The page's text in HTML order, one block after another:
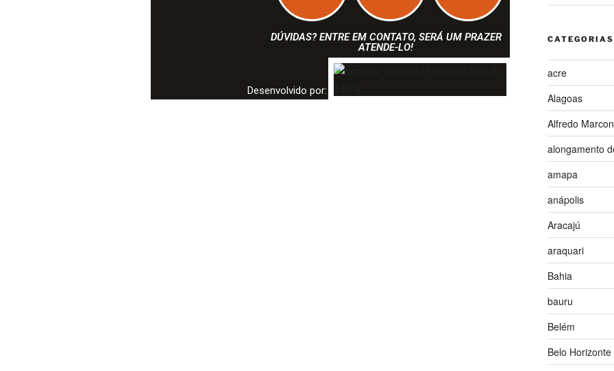
DÚVIDAS? ENTRE EM CONTATO, SERÁ UM PRAZER
ATENDE-LO!
Desenvolvido por:
CATEGORIAS
acre
Alagoas
Alfredo
alongamento
amapa
anápolis
Aracajú
araquari
Bahia
bauru
Belém
Belo Horizonte